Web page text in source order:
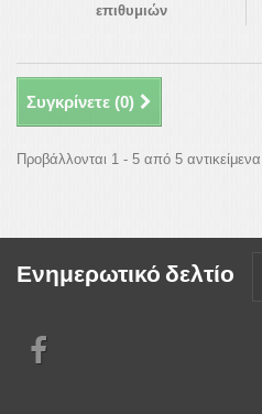
επιθυμιών
Συγκρίνετε (0)
Προβάλλονται 1 - 5 από 5 αντικείμενα
Ενημερωτικό δελτίο